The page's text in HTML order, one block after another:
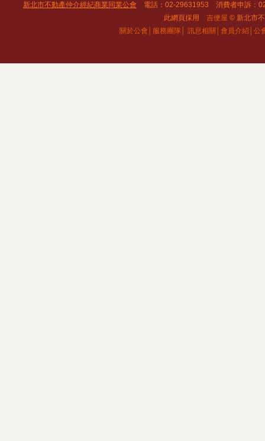
新北市不動產仲介經紀商業同業公會 電話：02-29631953 消費者申訴：
此網頁採用 吉便屋 © 新北市
關於公會│ 服務團隊│ 訊息相關│ 會員介紹│ 公